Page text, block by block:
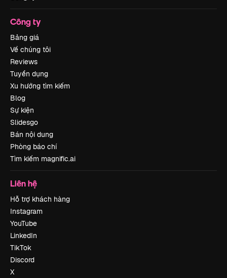
Công ty
Bảng giá
Về chúng tôi
Reviews
Tuyển dụng
Xu hướng tìm kiếm
Blog
Sự kiện
Slidesgo
Bán nội dung
Phòng báo chí
Tìm kiếm magnific.ai
Liên hệ
Hỗ trợ khách hàng
Instagram
YouTube
LinkedIn
TikTok
Discord
X